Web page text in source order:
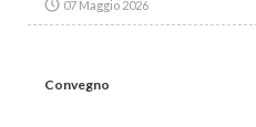
07 Maggio 2026
Convegno